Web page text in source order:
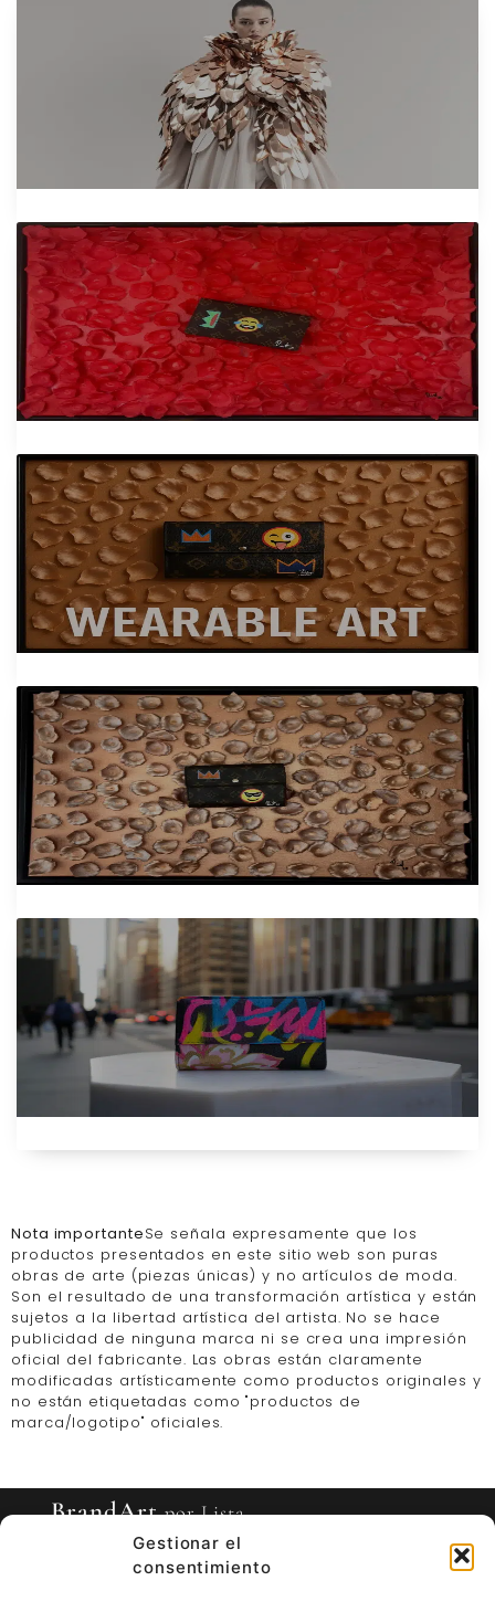
Gestionar el
consentimiento
Nota importanteSe señala expresamente que los
productos presentados en este sitio web son puras
obras de arte (piezas únicas) y no artículos de moda.
Son el resultado de una transformación artística y están
sujetos a la libertad artística del artista. No se hace
publicidad de ninguna marca ni se crea una impresión
oficial del fabricante. Las obras están claramente
modificadas artísticamente como productos originales y
no están etiquetadas como "productos de
marca/logotipo" oficiales.
BrandArtpor Lista